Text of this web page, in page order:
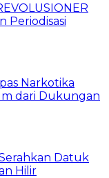
Periodisasi
Narkotika
dari Dukungan
Datuk
Hilir